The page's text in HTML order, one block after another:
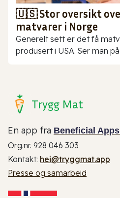
🇺🇸 Stor oversikt
matvarer i Norge
Generelt sett er det få
produsert i USA. Ser man
Trygg Mat
En app fra Beneficial
Org.nr. 928 046 303
Kontakt: hei@tryggmat.app
Presse og samarbeid